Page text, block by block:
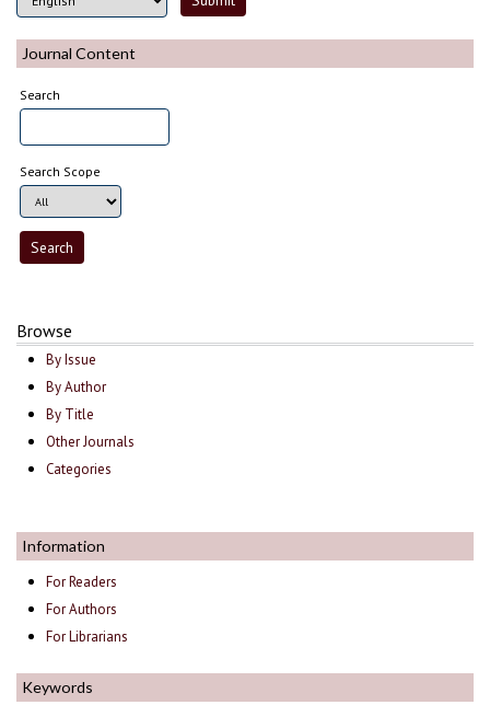
Journal Content
Search
Search Scope
Browse
By Issue
By Author
By Title
Other Journals
Categories
Information
For Readers
For Authors
For Librarians
Keywords